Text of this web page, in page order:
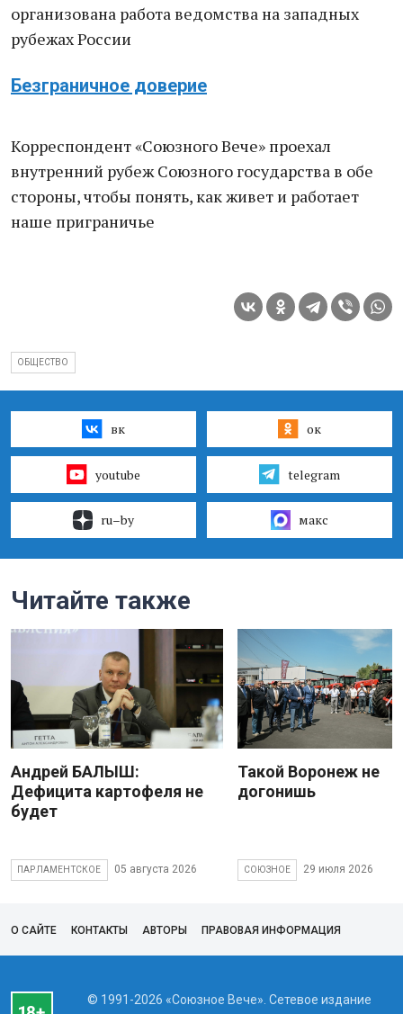
организована работа ведомства на западных
рубежах России
Безграничное доверие
Корреспондент «Союзного Вече» проехал
внутренний рубеж Союзного государства в обе
стороны, чтобы понять, как живет и работает
наше приграничье
ОБЩЕСТВО
вк ок
youtube telegram
ru–by макс
Читайте также
Андрей БАЛЫШ:
Дефицита картофеля не
будет
ПАРЛАМЕНТСКОЕ 05 августа 2026
Такой Воронеж не
догонишь
СОЮЗНОЕ 29 июля 2026
О САЙТЕ КОНТАКТЫ АВТОРЫ ПРАВОВАЯ ИНФОРМАЦИЯ
© 1991-2026 «Союзное Вече». Сетевое издание